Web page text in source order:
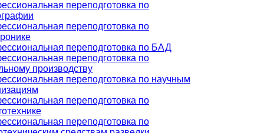
переподготовка по
переподготовка по
переподготовка по БАД
переподготовка по
производству
переподготовка по научным
переподготовка по
переподготовка по